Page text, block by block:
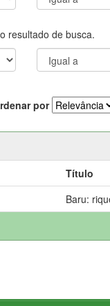
resultado de busca.
por
Título
Baru: